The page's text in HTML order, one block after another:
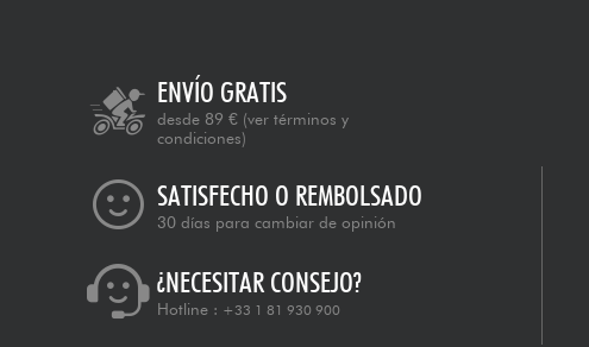
ENVÍO GRATIS
desde 89 € (ver términos y
condiciones)
SATISFECHO O REMBOLSADO
30 días para cambiar de opinión
¿NECESITAR CONSEJO?
Hotline : +33 1 81 930 900